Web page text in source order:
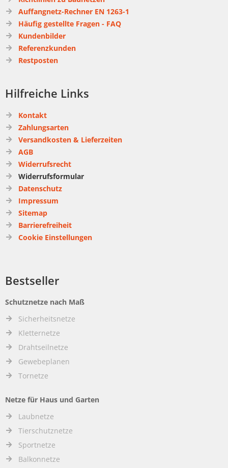
Auffangnetz-Rechner EN 1263-1
Häufig gestellte Fragen - FAQ
Kundenbilder
Referenzkunden
Restposten
Hilfreiche Links
Kontakt
Zahlungsarten
Versandkosten & Lieferzeiten
AGB
Widerrufsrecht
Widerrufsformular
Datenschutz
Impressum
Sitemap
Barrierefreiheit
Cookie Einstellungen
Bestseller
Schutznetze nach Maß
Sicherheitsnetze
Kletternetze
Drahtseilnetze
Gewebeplanen
Tornetze
Netze für Haus und Garten
Laubnetze
Tierschutznetze
Sportnetze
Balkonnetze